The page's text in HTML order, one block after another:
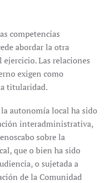
competencias
abordar la otra
Las relaciones
exigen como
titularidad.
autonomía local ha sido
interadministrativa,
sobre la
que o bien ha sido
o sujetada a
de la Comunidad